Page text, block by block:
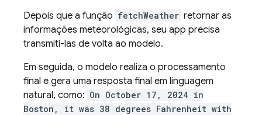
Depois que a função fetchWeather retornar as
informações meteorológicas, seu app precisa
transmiti-las de volta ao modelo.
Em seguida, o modelo realiza o processamento
final e gera uma resposta final em linguagem
natural, como: On October 17, 2024 in
Boston, it was 38 degrees Fahrenheit with